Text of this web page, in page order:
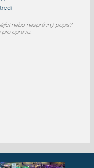
nebo nesprávný popis?
opravu.